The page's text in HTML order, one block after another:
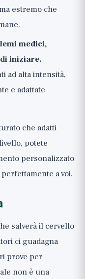
estremo che
medici,
iniziare.
ad alta intensità,
e adattate
che adatti
potete
personalizzato
a voi.
salverà il cervello
ci guadagna
prove per
non è una